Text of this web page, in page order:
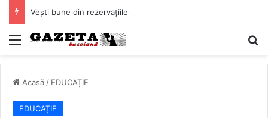
Mediu
Acasă / EDUCAȚIE
EDUCAȚIE